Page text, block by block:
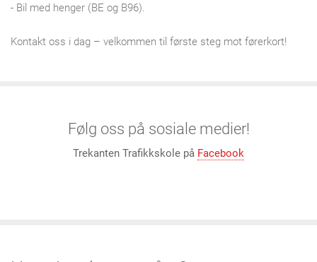
- Bil med henger (BE og B96).
Kontakt oss i dag – velkommen til første steg mot førerkort!
Følg oss på sosiale medier!
Trekanten Trafikkskole på Facebook